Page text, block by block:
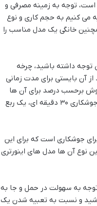
است، توجه به زمینه مصرفی و
می کنیم به حجم کاری و نوع
خانگی یک مدل مناسب را
توجه داشته باشید، چرخه
آن بایستی برای مدت زمانی
برحسب درصد برای آن ها
تعیین می شود؛ مثلا اگر چرخه عملکرد دستگاهی 50٪ باشد، شما بایستی برای انجام یک عملیات جوشکاری 30 دقیقه ای، یک ربع
جوشکاری است که برای این
نوع آن ها مدل های اینورتری
به سهولت در حمل و جا به
و نسبت به تعبیه شدن یک